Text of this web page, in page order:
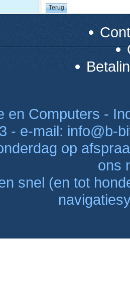
en Computers -
- e-mail: info@b-
op
ons
snel (en tot